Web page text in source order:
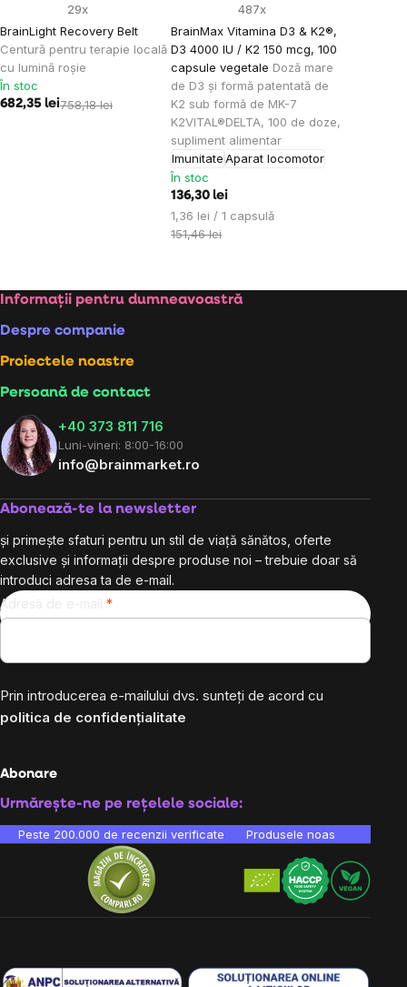
BrainLight Recovery Belt
Centură pentru terapie locală
cu lumină roșie
29x
În stoc
682,35 lei758,18 lei
BrainMax Vitamina D3 & K2®,
D3 4000 IU / K2 150 mcg, 100
capsule vegetale Doză mare
de D3 și formă patentată de
K2 sub formă de MK-7
K2VITAL®DELTA, 100 de doze,
supliment alimentar
ImunitateAparat locomotor
487x
În stoc
136,30 lei
Evaluare
preţ:
1,36 lei / 1 capsulă
151,46 lei
Subsol
Informații pentru dumneavoastră
Despre companie
Proiectele noastre
Persoană de contact
+40 373 811 716
Luni-vineri: 8:00-16:00
info@brainmarket.ro
Abonează-te la newsletter
și primește sfaturi pentru un stil de viață sănătos, oferte
exclusive și informații despre produse noi – trebuie doar să
introduci adresa ta de e-mail.
Adresă de e-mail
Prin introducerea e-mailului dvs. sunteți de acord cu
politica de confidențialitate
Abonare
Urmărește-ne pe rețelele sociale:
Peste 200.000 de recenzii verificate Produsele noastre sunt